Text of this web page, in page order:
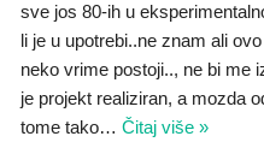
sve jos 80-ih u
li je u upotrebi..ne znam ali
neko vrime postoji.., ne bi me
je projekt realiziran, a mozda
tome tako… Čitaj više »